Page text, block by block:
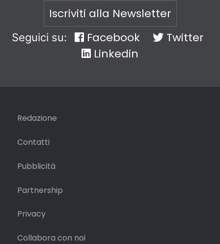
Iscriviti alla Newsletter
Seguici su: Facebook
Twitter
Linkedin
Redazione
Contatti
Pubblicità
Partnership
Privacy
Collabora con noi